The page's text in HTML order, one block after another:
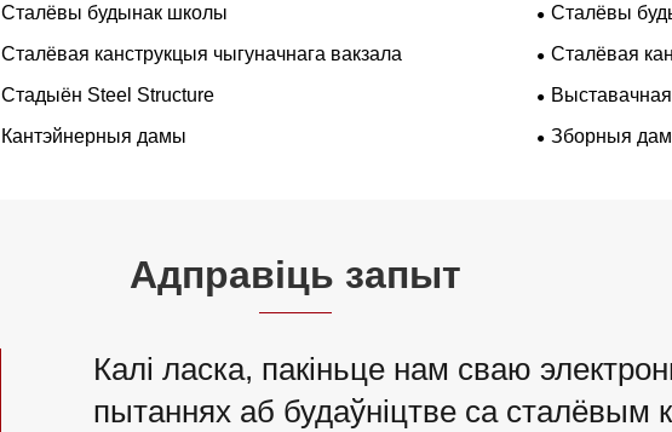
Сталёвы будынак школы
Сталёвы
Сталёвая канструкцыя чыгуначнага вакзала
Сталёвая
Стадыён Steel Structure
Кантэйнерныя дамы
Зборныя
Адправіць запыт
Калі ласка, пакіньце нам сваю
пытаннях аб будаўніцтве са сталёвым